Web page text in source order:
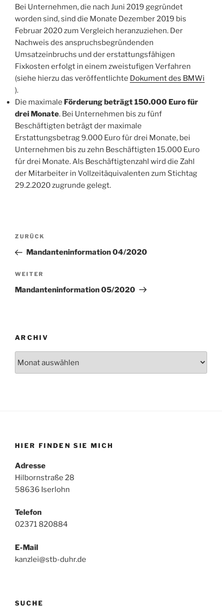
Bei Unternehmen, die nach Juni 2019 gegründet
worden sind, sind die Monate Dezember 2019 bis
Februar 2020 zum Vergleich heranzuziehen. Der
Nachweis des anspruchsbegründenden
Umsatzeinbruchs und der erstattungsfähigen
Fixkosten erfolgt in einem zweistufigen Verfahren
(siehe hierzu das veröffentlichte Dokument des BMWi
).
Die maximale Förderung beträgt 150.000 Euro für
drei Monate. Bei Unternehmen bis zu fünf
Beschäftigten beträgt der maximale
Erstattungsbetrag 9.000 Euro für drei Monate, bei
Unternehmen bis zu zehn Beschäftigten 15.000 Euro
für drei Monate. Als Beschäftigtenzahl wird die Zahl
der Mitarbeiter in Vollzeitäquivalenten zum Stichtag
29.2.2020 zugrunde gelegt.
Beitragsnavigation
Vorheriger
Beitrag
ZURÜCK
Mandanteninformation 04/2020
Nächster
Beitrag
WEITER
Mandanteninformation 05/2020
ARCHIV
HIER FINDEN SIE MICH
Adresse
Hilbornstraße 28
58636 Iserlohn
Telefon
02371 820884
E-Mail
kanzlei@stb-duhr.de
SUCHE